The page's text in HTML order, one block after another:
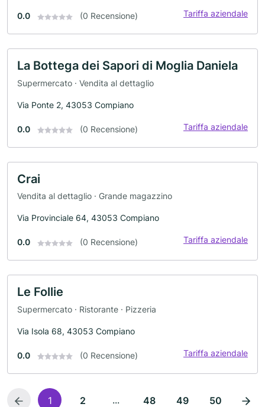
0.0 (0 Recensione) Tariffa aziendale
La Bottega dei Sapori di Moglia Daniela
Supermercato · Vendita al dettaglio
Via Ponte 2, 43053 Compiano
0.0 (0 Recensione) Tariffa aziendale
Crai
Vendita al dettaglio · Grande magazzino
Via Provinciale 64, 43053 Compiano
0.0 (0 Recensione) Tariffa aziendale
Le Follie
Supermercato · Ristorante · Pizzeria
Via Isola 68, 43053 Compiano
0.0 (0 Recensione) Tariffa aziendale
1 2 ... 48 49 50